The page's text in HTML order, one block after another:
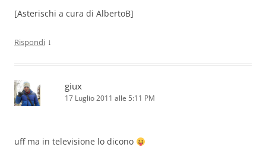
[Asterischi a cura di AlbertoB]
Rispondi ↓
giux
17 Luglio 2011 alle 5:11 PM
uff ma in televisione lo dicono